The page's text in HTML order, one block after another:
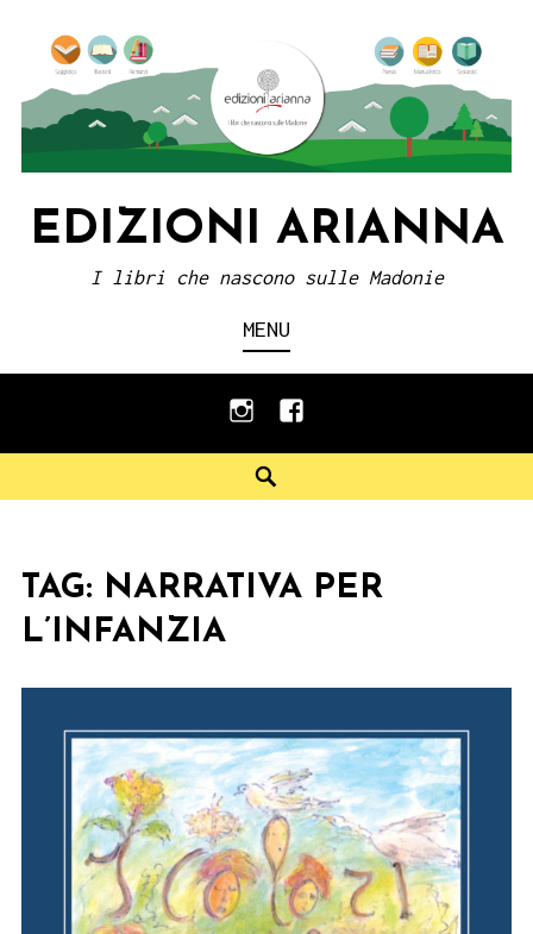
content
EDIZIONI ARIANNA
I libri che nascono sulle Madonie
MENU
instagramfacebook
TAG: NARRATIVA PER
L’INFANZIA